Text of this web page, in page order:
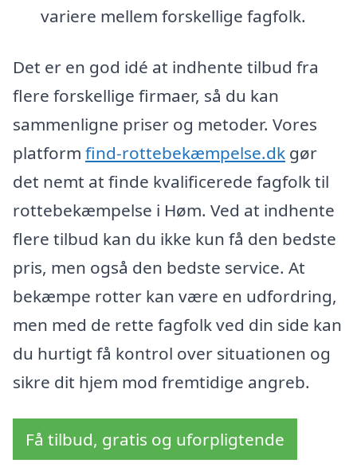
variere mellem forskellige fagfolk.
Det er en god idé at indhente tilbud fra
flere forskellige firmaer, så du kan
sammenligne priser og metoder. Vores
platform find-rottebekæmpelse.dk gør
det nemt at finde kvalificerede fagfolk til
rottebekæmpelse i Høm. Ved at indhente
flere tilbud kan du ikke kun få den bedste
pris, men også den bedste service. At
bekæmpe rotter kan være en udfordring,
men med de rette fagfolk ved din side kan
du hurtigt få kontrol over situationen og
sikre dit hjem mod fremtidige angreb.
Få tilbud, gratis og uforpligtende